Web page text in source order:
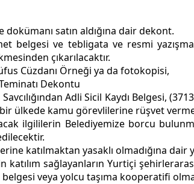
dokümanı satın aldığına dair dekont.
belgesi ve tebligata ve resmi
çıkarılacaktır.
Cüzdanı Örneği ya da fotokopisi,
Dekontu
Adli Sicil Kaydı Belgesi,
bir ülkede kamu görevlilerine rüşvet
ilgililerin Belediyemize borcu
katılmaktan yasaklı olmadığına dair
katılım sağlayanların Yurtiçi
veya yolcu taşıma kooperatifi